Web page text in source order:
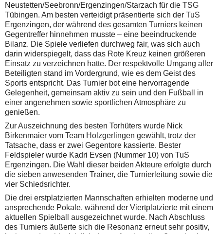
Neustetten/Seebronn/Ergenzingen/Starzach für die TSG
Tübingen. Am besten verteidigt präsentierte sich der TuS
Ergenzingen, der während des gesamten Turniers keinen
Gegentreffer hinnehmen musste – eine beeindruckende
Bilanz. Die Spiele verliefen durchweg fair, was sich auch
darin widerspiegelt, dass das Rote Kreuz keinen größeren
Einsatz zu verzeichnen hatte. Der respektvolle Umgang aller
Beteiligten stand im Vordergrund, wie es dem Geist des
Sports entspricht. Das Turnier bot eine hervorragende
Gelegenheit, gemeinsam aktiv zu sein und den Fußball in
einer angenehmen sowie sportlichen Atmosphäre zu
genießen.
Zur Auszeichnung des besten Torhüters wurde Nick
Birkenmaier vom Team Holzgerlingen gewählt, trotz der
Tatsache, dass er zwei Gegentore kassierte. Bester
Feldspieler wurde Kadri Evsen (Nummer 10) von TuS
Ergenzingen. Die Wahl dieser beiden Akteure erfolgte durch
die sieben anwesenden Trainer, die Turnierleitung sowie die
vier Schiedsrichter.
Die drei erstplatzierten Mannschaften erhielten moderne und
ansprechende Pokale, während der Viertplatzierte mit einem
aktuellen Spielball ausgezeichnet wurde. Nach Abschluss
des Turniers äußerte sich die Resonanz erneut sehr positiv,